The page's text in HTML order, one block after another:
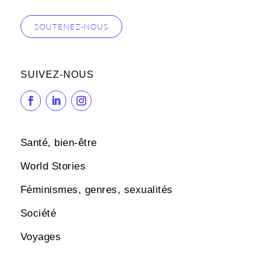
SOUTENEZ-NOUS
SUIVEZ-NOUS
Santé, bien-être
World Stories
Féminismes, genres, sexualités
Société
Voyages